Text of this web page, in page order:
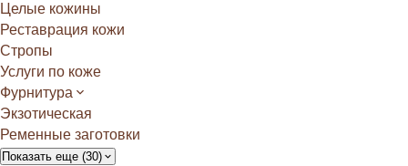
Целые кожины
Реставрация кожи
Стропы
Услуги по коже
Фурнитура
Экзотическая
Ременные заготовки
Показать еще (30)